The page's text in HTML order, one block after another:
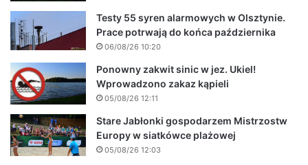
Testy 55 syren alarmowych w Olsztynie.
Prace potrwają do końca października
06/08/26 10:20
Ponowny zakwit sinic w jez. Ukiel!
Wprowadzono zakaz kąpieli
05/08/26 12:11
Stare Jabłonki gospodarzem Mistrzostw
Europy w siatkówce plażowej
05/08/26 12:03